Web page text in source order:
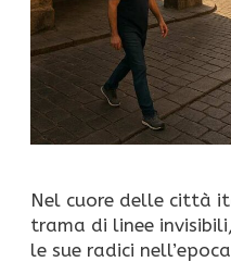
Nel cuore delle città
trama di linee
le sue radici